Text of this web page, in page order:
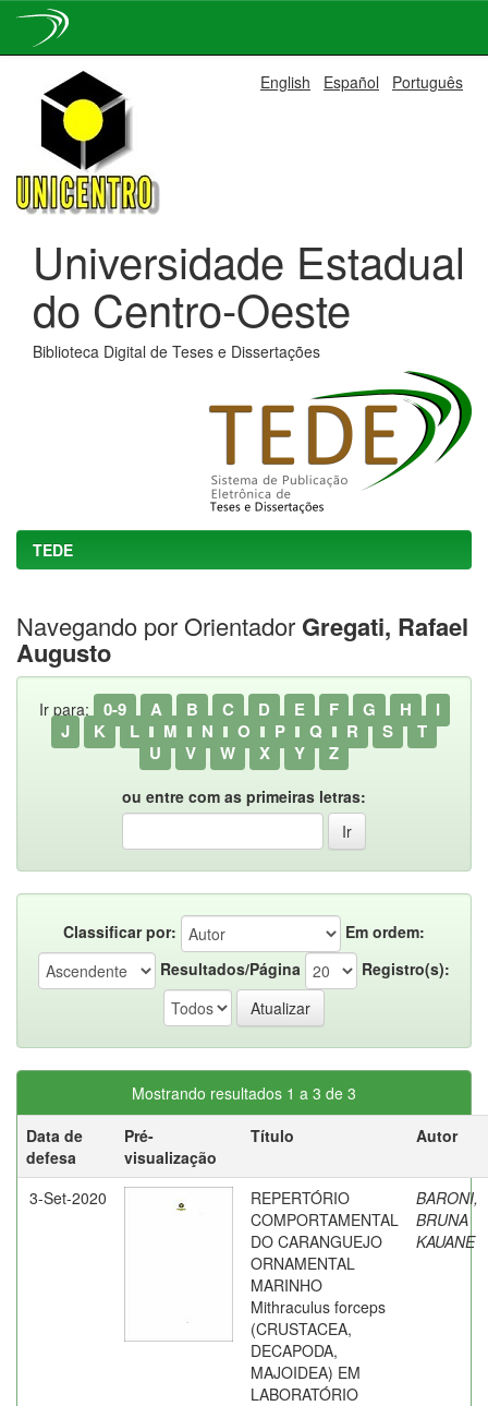
navigation
English Español Português
Universidade Estadual
do Centro-Oeste
Biblioteca Digital de Teses e Dissertações
TEDE
Navegando por Orientador Gregati, Rafael
Augusto
Ir para: 0-9 A B C D E F G H
I
J
K L M N O P Q R S
T
U
V W X Y Z
ou entre com as primeiras letras:
Classificar por:
Em ordem:
Resultados/Página
Registro(s):
Mostrando resultados 1 a 3 de 3
Data de
defesa
Pré-
visualização
Título Autor
3-Set-2020
REPERTÓRIO
COMPORTAMENTAL
DO CARANGUEJO
ORNAMENTAL
MARINHO
Mithraculus forceps
(CRUSTACEA,
DECAPODA,
MAJOIDEA) EM
LABORATÓRIO
BARONI,
BRUNA
KAUANE